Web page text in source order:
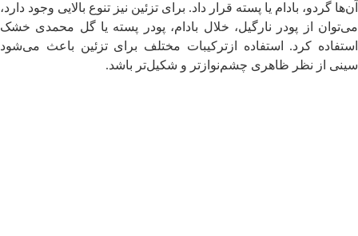
آن‌ها گردو، بادام یا پسته قرار داد. برای تزئین نیز تنوع بالایی وجود دارد،
می‌توان از پودر نارگیل، خلال بادام، پودر پسته یا گل محمدی خشک
استفاده کرد. استفاده ازترکیبات مختلف برای تزئین باعث می‌شود
سینی از نظر ظاهری چشم‌نوازتر و شکیل‌تر باشد.